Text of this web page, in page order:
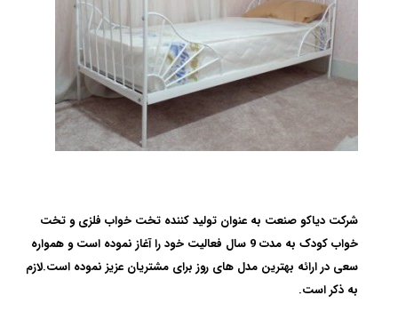
شرکت دیاکو صنعت به عنوان تولید کننده تخت خواب فلزی و تخت
خواب کودک به مدت 9 سال فعالیت خود را آغاز نموده است و همواره
سعی در ارائه بهترین مدل های روز برای مشتریان عزیز نموده است.لازم
به ذکر است.